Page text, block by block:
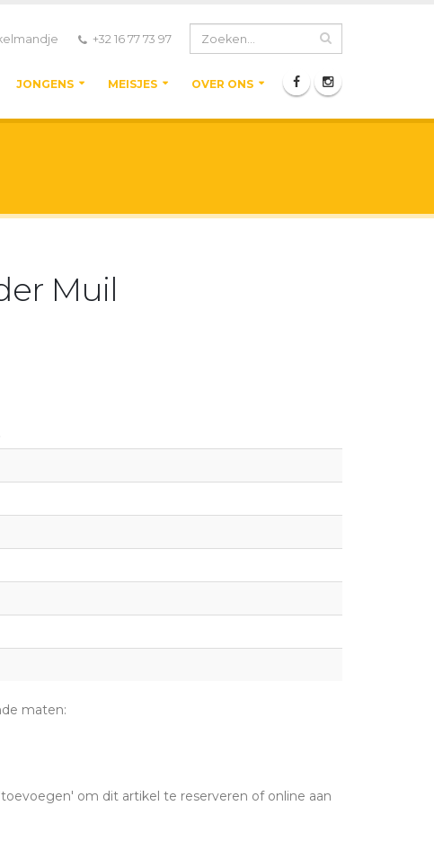
+32 16 77 73 97
JONGENS MEISJES OVER ONS
Muil
maten:
om dit artikel te reserveren of online aan